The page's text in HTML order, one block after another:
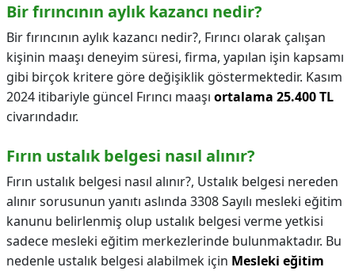
Bir fırıncının aylık kazancı nedir?
Bir fırıncının aylık kazancı nedir?, Fırıncı olarak çalışan
kişinin maaşı deneyim süresi, firma, yapılan işin kapsamı
gibi birçok kritere göre değişiklik göstermektedir. Kasım
2024 itibariyle güncel Fırıncı maaşı ortalama 25.400 TL
civarındadır.
Fırın ustalık belgesi nasıl alınır?
Fırın ustalık belgesi nasıl alınır?, Ustalık belgesi nereden
alınır sorusunun yanıtı aslında 3308 Sayılı mesleki eğitim
kanunu belirlenmiş olup ustalık belgesi verme yetkisi
sadece mesleki eğitim merkezlerinde bulunmaktadır. Bu
nedenle ustalık belgesi alabilmek için Mesleki eğitim